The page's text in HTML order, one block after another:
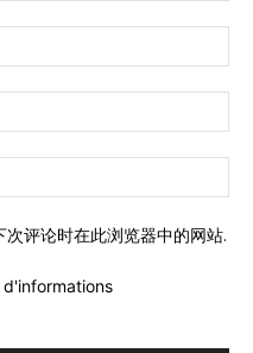
名
子
邮
站:
评论时在此浏览器中的网站.